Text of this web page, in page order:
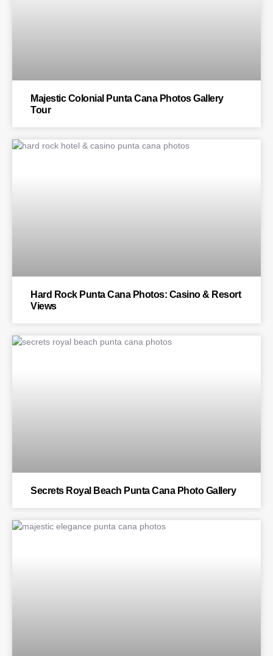
Majestic Colonial Punta Cana Photos Gallery
Tour
Hard Rock Punta Cana Photos: Casino & Resort
Views
Secrets Royal Beach Punta Cana Photo Gallery